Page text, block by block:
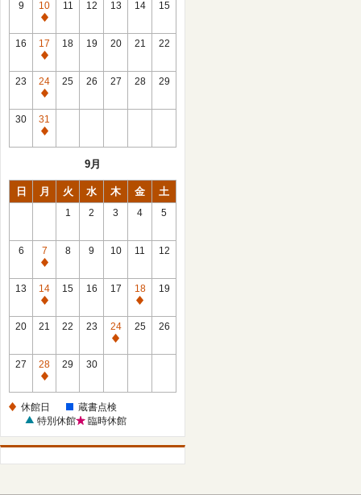
日
9
10
休
館
日
11 12 13 14 15
16
17
休
館
日
18 19 20 21 22
23
24
休
館
日
25 26 27 28 29
30
31
休
9月
日 月 火 水 木 金 土
1 2 3 4 5
6
7
休
館
日
8 9 10 11 12
13
14
休
館
15 16 17
18
休
館
19
20 21 22 23
24
休
25 26
27
28
休
日
29 30
休館日
蔵書点検
特別休館
臨時休館